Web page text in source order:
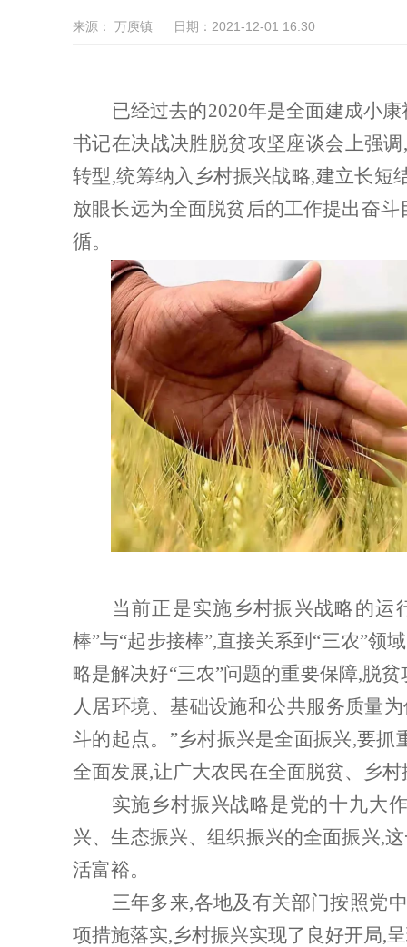
来源： 万庾镇 日期：2021-12-01 16:30
已经过去的2020年是全面建成小
书记在决战决胜脱贫攻坚座谈会上强
转型,统筹纳入乡村振兴战略,建立长短
放眼长远为全面脱贫后的工作提出奋
循。
当前正是实施乡村振兴战略的运
棒”与“起步接棒”,直接关系到“三农”领
略是解决好“三农”问题的重要保障,脱
人居环境、基础设施和公共服务质量
斗的起点。”乡村振兴是全面振兴,要
全面发展,让广大农民在全面脱贫、乡
实施乡村振兴战略是党的十九大
兴、生态振兴、组织振兴的全面振兴,
活富裕。
三年多来,各地及有关部门按照党
项措施落实,乡村振兴实现了良好开局,